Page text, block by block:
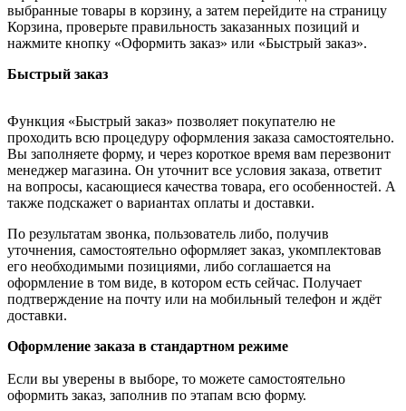
выбранные товары в корзину, а затем перейдите на страницу
Корзина, проверьте правильность заказанных позиций и
нажмите кнопку «Оформить заказ» или «Быстрый заказ».
Быстрый заказ
Функция «Быстрый заказ» позволяет покупателю не
проходить всю процедуру оформления заказа самостоятельно.
Вы заполняете форму, и через короткое время вам перезвонит
менеджер магазина. Он уточнит все условия заказа, ответит
на вопросы, касающиеся качества товара, его особенностей. А
также подскажет о вариантах оплаты и доставки.
По результатам звонка, пользователь либо, получив
уточнения, самостоятельно оформляет заказ, укомплектовав
его необходимыми позициями, либо соглашается на
оформление в том виде, в котором есть сейчас. Получает
подтверждение на почту или на мобильный телефон и ждёт
доставки.
Оформление заказа в стандартном режиме
Если вы уверены в выборе, то можете самостоятельно
оформить заказ, заполнив по этапам всю форму.